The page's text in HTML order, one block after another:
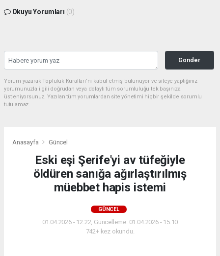
Okuyu Yorumları (0)
Gonder
Yorum yazarak Topluluk Kuralları’nı kabul etmiş bulunuyor ve siteye yaptığınız
yorumunuzla ilgili doğrudan veya dolaylı tüm sorumluluğu tek başınıza
üstleniyorsunuz. Yazılan tüm yorumlardan site yönetimi hiçbir şekilde sorumlu
tutulamaz.
Anasayfa Güncel
Eski eşi Şerife'yi av tüfeğiyle
öldüren sanığa ağırlaştırılmış
müebbet hapis istemi
GÜNCEL
01.04.2026 - 12:22, Güncelleme: 01.04.2026 - 15:10
742+ kez okundu.